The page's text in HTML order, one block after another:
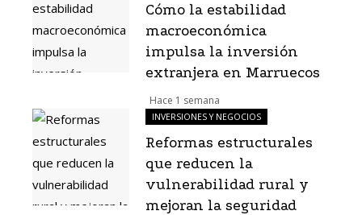
Cómo la estabilidad
macroeconómica
impulsa la inversión
extranjera en Marruecos
Hace 1 semana
INVERSIONES Y NEGOCIOS
Reformas estructurales
que reducen la
vulnerabilidad rural y
mejoran la seguridad